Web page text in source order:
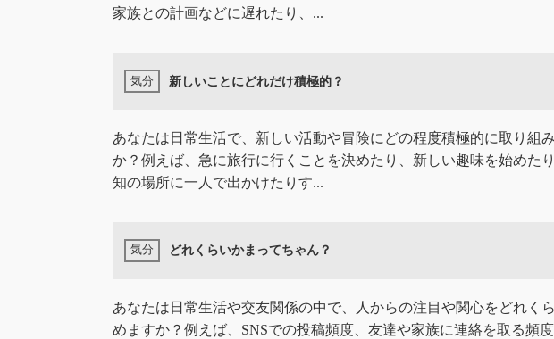
家族との計画などに遅れたり、...
新しいことにどれだけ積極的？
あなたは日常生活で、新しい活動や冒険にどの程度積極的に取り組
か？例えば、急に旅行に行くことを決めたり、新しい趣味を始めた
知の場所に一人で出かけたりす...
どれくらいかまってちゃん？
あなたは日常生活や交友関係の中で、人からの注目や関心をどれく
めますか？例えば、SNSでの投稿頻度、友達や家族に連絡を取る頻